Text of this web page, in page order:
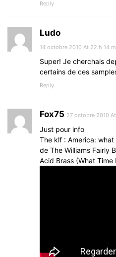
Reply
Ludo
14 octobre 2010 At 22 h 14
Super! Je cherchais
certains de ces
Reply
Fox75 27 octobre 2010
Just pour info
The klf : America:
de The Williams Fairly
Acid Brass (What Time